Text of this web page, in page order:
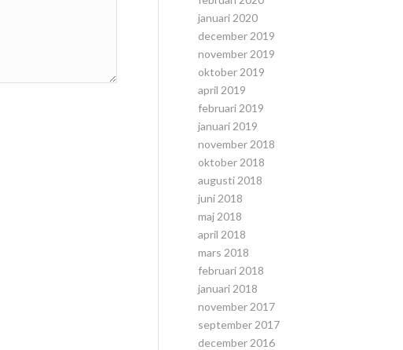
januari 2020
december 2019
november 2019
oktober 2019
april 2019
februari 2019
januari 2019
november 2018
oktober 2018
augusti 2018
juni 2018
maj 2018
april 2018
mars 2018
februari 2018
januari 2018
november 2017
september 2017
december 2016